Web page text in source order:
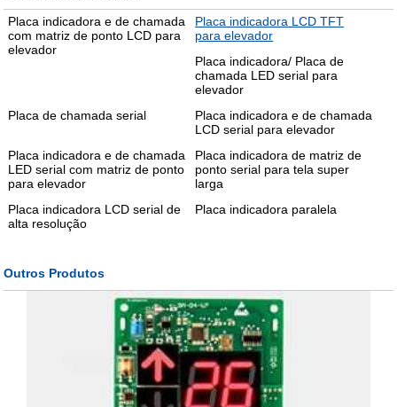
Placa indicadora e de chamada
com matriz de ponto LCD para
elevador
Placa indicadora LCD TFT
para elevador
Placa indicadora/ Placa de
chamada LED serial para
elevador
Placa de chamada serial
Placa indicadora e de chamada
LCD serial para elevador
Placa indicadora e de chamada
LED serial com matriz de ponto
para elevador
Placa indicadora de matriz de
ponto serial para tela super
larga
Placa indicadora LCD serial de
alta resolução
Placa indicadora paralela
Outros Produtos